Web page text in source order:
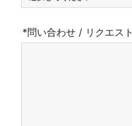
*問い合わせ / リクエスト